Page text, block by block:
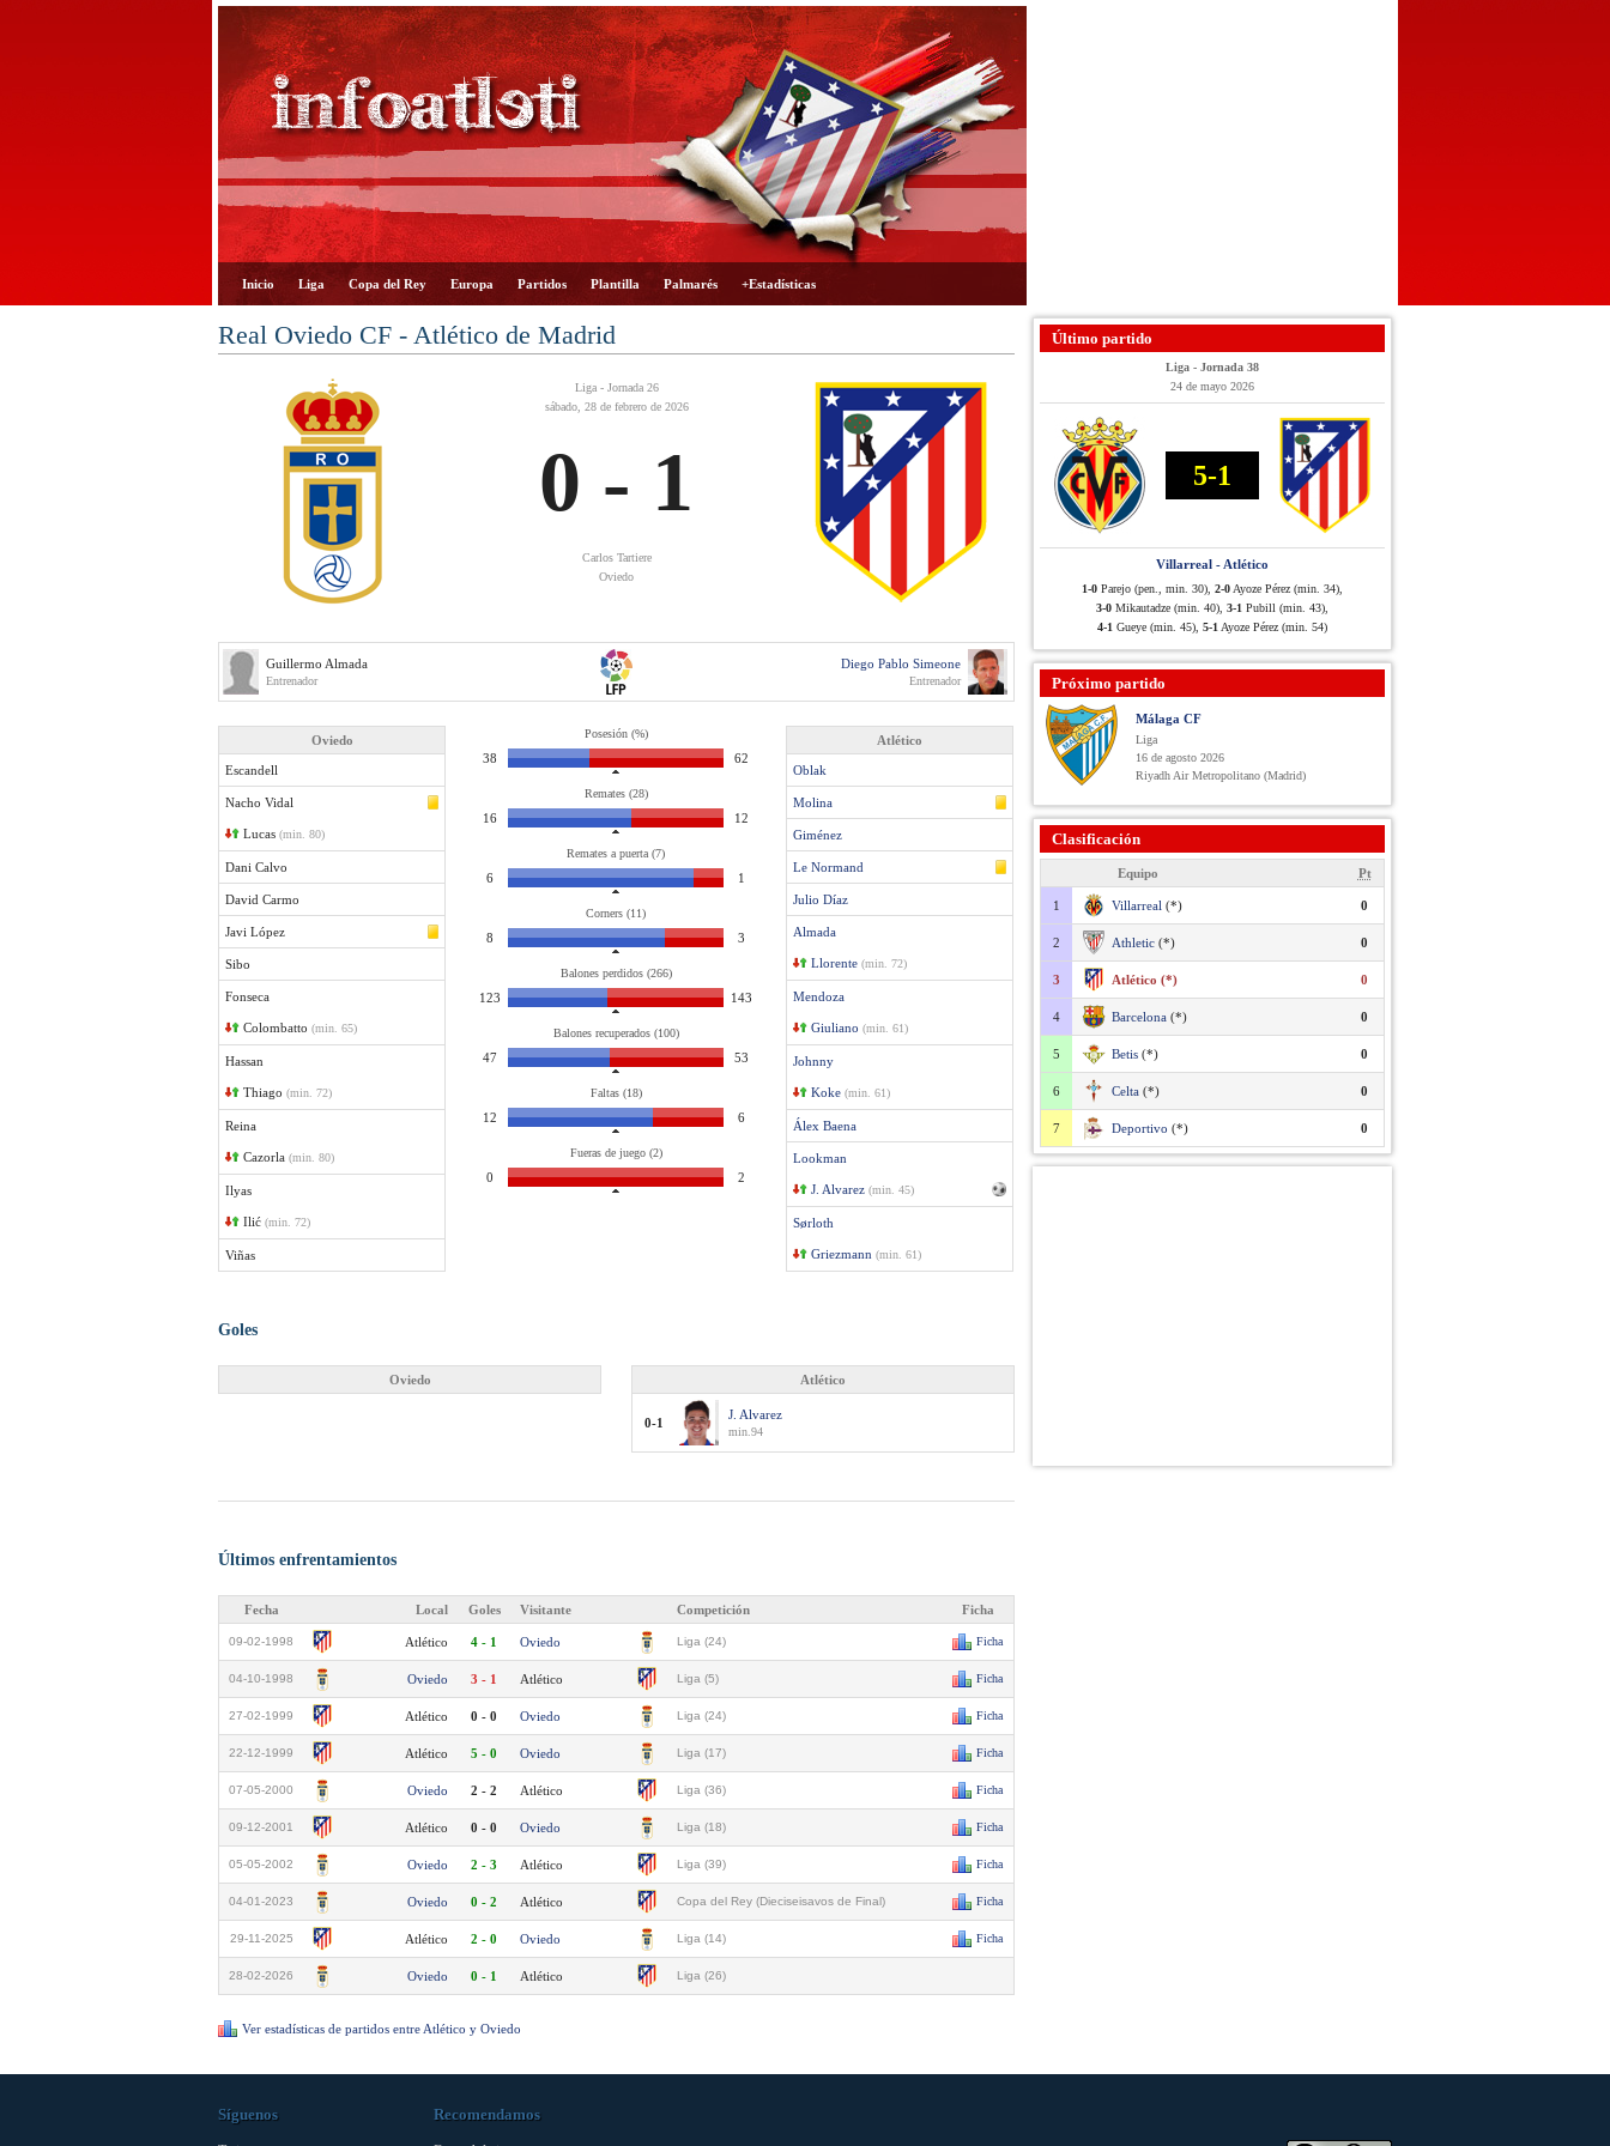
Inicio Liga Copa del Rey Europa Partidos Plantilla Palmarés +Estadísticas
Real Oviedo CF - Atlético de Madrid
Liga - Jornada 26
sábado, 28 de febrero de 2026
0 - 1
Carlos Tartiere
Oviedo
Guillermo Almada
Entrenador
Diego Pablo Simeone
Entrenador
Oviedo
Escandell
Nacho Vidal
Lucas (min. 80)
Dani Calvo
David Carmo
Javi López
Sibo
Fonseca
Colombatto (min. 65)
Hassan
Thiago (min. 72)
Reina
Cazorla (min. 80)
Ilyas
Ilić (min. 72)
Viñas
Posesión (%)
38 62
Remates (28)
16 12
Remates a puerta (7)
6 1
Corners (11)
8 3
Balones perdidos (266)
123 143
Balones recuperados (100)
47 53
Faltas (18)
12 6
Fueras de juego (2)
0 2
Atlético
Oblak
Molina
Giménez
Le Normand
Julio Díaz
Almada
Llorente (min. 72)
Mendoza
Giuliano (min. 61)
Johnny
Koke (min. 61)
Álex Baena
Lookman
J. Alvarez (min. 45)
Sørloth
Griezmann (min. 61)
Goles
Oviedo Atlético
0-1
J. Alvarez
min.94
Últimos enfrentamientos
Fecha Local Goles Visitante Competición Ficha
09-02-1998 Atlético 4 - 1 Oviedo Liga (24) Ficha
04-10-1998 Oviedo 3 - 1 Atlético Liga (5) Ficha
27-02-1999 Atlético 0 - 0 Oviedo Liga (24) Ficha
22-12-1999 Atlético 5 - 0 Oviedo Liga (17) Ficha
07-05-2000 Oviedo 2 - 2 Atlético Liga (36) Ficha
09-12-2001 Atlético 0 - 0 Oviedo Liga (18) Ficha
05-05-2002 Oviedo 2 - 3 Atlético Liga (39) Ficha
04-01-2023 Oviedo 0 - 2 Atlético Copa del Rey (Dieciseisavos de Final) Ficha
29-11-2025 Atlético 2 - 0 Oviedo Liga (14) Ficha
28-02-2026 Oviedo 0 - 1 Atlético Liga (26)
Ver estadísticas de partidos entre Atlético y Oviedo
Último partido
Liga - Jornada 38
24 de mayo 2026
5-1
Villarreal - Atlético
1-0 Parejo (pen., min. 30), 2-0 Ayoze Pérez (min. 34),
3-0 Mikautadze (min. 40), 3-1 Pubill (min. 43),
4-1 Gueye (min. 45), 5-1 Ayoze Pérez (min. 54)
Próximo partido
Málaga CF
Liga
16 de agosto 2026
Riyadh Air Metropolitano (Madrid)
Clasificación
Equipo Pt
1 Villarreal (*) 0
2 Athletic (*) 0
3 Atlético (*) 0
4 Barcelona (*) 0
5 Betis (*) 0
6 Celta (*) 0
7 Deportivo (*) 0
Síguenos Recomendamos